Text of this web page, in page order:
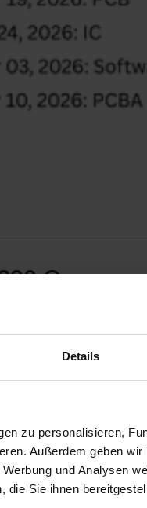
Details
zu personalisieren,
Außerdem geben
und Analysen
Sie ihnen
€